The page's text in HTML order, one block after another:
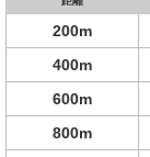
200m
400m
600m
800m